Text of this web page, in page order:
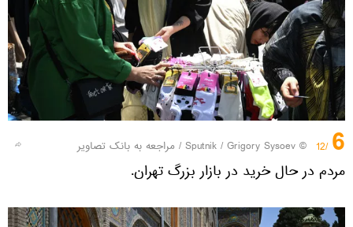
6
/12
© Sputnik / Grigory Sysoev
/ مراجعه به بانک تصاویر
مردم در حال خرید در بازار بزرگ تهران.